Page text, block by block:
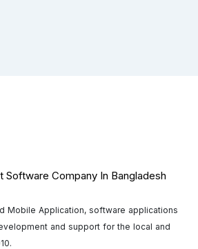
Mobile Application, software applications
and support for the local and